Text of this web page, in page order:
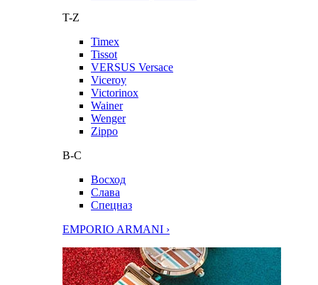
T-Z
Timex
Tissot
VERSUS Versace
Viceroy
Victorinox
Wainer
Wenger
Zippo
В-С
Восход
Слава
Спецназ
EMPORIO ARMANI ›